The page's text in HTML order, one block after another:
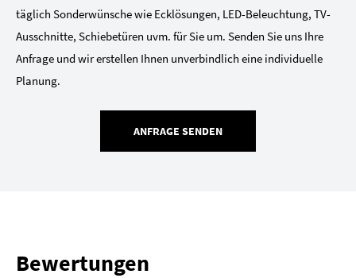
täglich Sonderwünsche wie Ecklösungen, LED-Beleuchtung, TV-
Ausschnitte, Schiebetüren uvm. für Sie um. Senden Sie uns Ihre
Anfrage und wir erstellen Ihnen unverbindlich eine individuelle
Planung.
ANFRAGE SENDEN
Bewertungen